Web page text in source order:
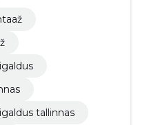
tallinnas